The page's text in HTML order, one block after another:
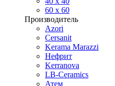
60 х 60
Производитель
Azori
Cersanit
Kerama Marazzi
Нефрит
Kerranova
LB-Ceramics
Атем